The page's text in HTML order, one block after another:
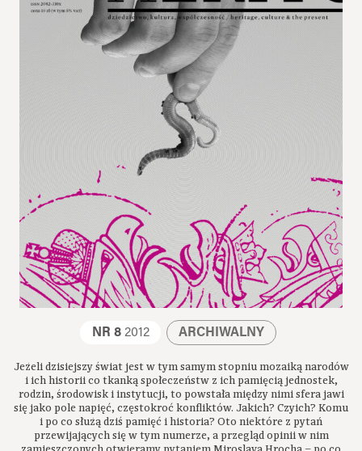
NR 82012 ARCHIWALNY
Jeżeli dzisiejszy świat jest w tym samym stopniu mozaiką narodów
i ich historii co tkanką społeczeństw z ich pamięcią jednostek,
rodzin, środowisk i instytucji, to powstała między nimi sfera jawi
się jako pole napięć, częstokroć konfliktów. Jakich? Czyich? Komu
i po co służą dziś pamięć i historia? Oto niektóre z pytań
przewijających się w tym numerze, a przegląd opinii w nim